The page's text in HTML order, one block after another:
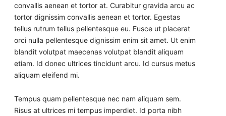
convallis aenean et tortor at. Curabitur gravida arcu ac
tortor dignissim convallis aenean et tortor. Egestas
tellus rutrum tellus pellentesque eu. Fusce ut placerat
orci nulla pellentesque dignissim enim sit amet. Ut enim
blandit volutpat maecenas volutpat blandit aliquam
etiam. Id donec ultrices tincidunt arcu. Id cursus metus
aliquam eleifend mi.
Tempus quam pellentesque nec nam aliquam sem.
Risus at ultrices mi tempus imperdiet. Id porta nibh